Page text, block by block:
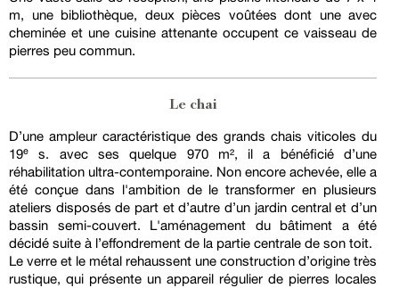
m, une bibliothèque, deux pièces voûtées dont une avec
cheminée et une cuisine attenante occupent ce vaisseau de
pierres peu commun.
Le chai
D’une ampleur caractéristique des grands chais viticoles du
19ᵉ s. avec ses quelque 970 m², il a bénéficié d’une
réhabilitation ultra-contemporaine. Non encore achevée, elle a
été conçue dans l'ambition de le transformer en plusieurs
ateliers disposés de part et d’autre d’un jardin central et d’un
bassin semi-couvert. L'aménagement du bâtiment a été
décidé suite à l’effondrement de la partie centrale de son toit.
Le verre et le métal rehaussent une construction d’origine très
rustique, qui présente un appareil régulier de pierres locales